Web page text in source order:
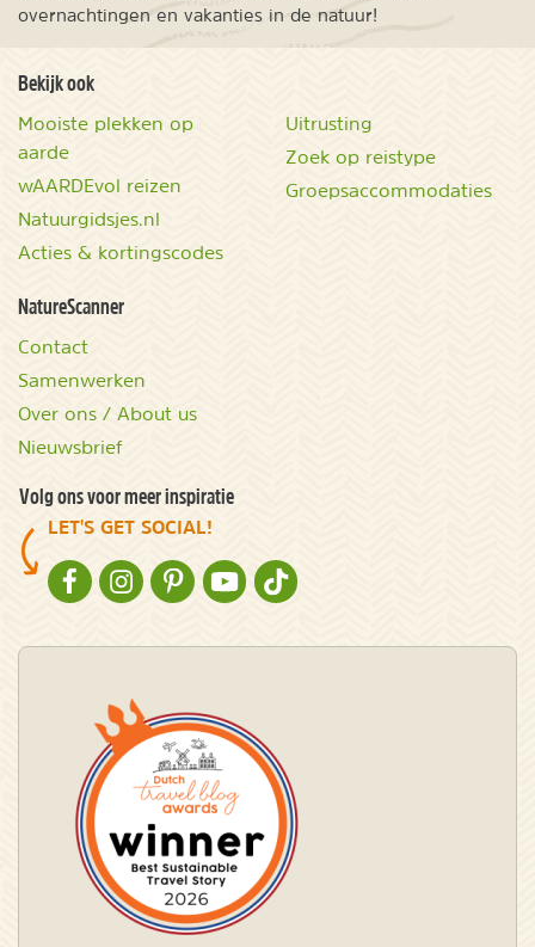
overnachtingen en vakanties in de natuur!
Bekijk ook
Mooiste plekken op
aarde
wAARDEvol reizen
Natuurgidsjes.nl
Acties & kortingscodes
Uitrusting
Zoek op reistype
Groepsaccommodaties
NatureScanner
Contact
Samenwerken
Over ons / About us
Nieuwsbrief
Volg ons voor meer inspiratie
LET'S GET SOCIAL!
NATURESCANNER OP FACEBOOK
NATURESCANNER OP INSTAGRAM
NATURESCANNER OP PINTEREST
NATURESCANNER OP YOUTUBE
NATURESCANNER OP TIKTOK